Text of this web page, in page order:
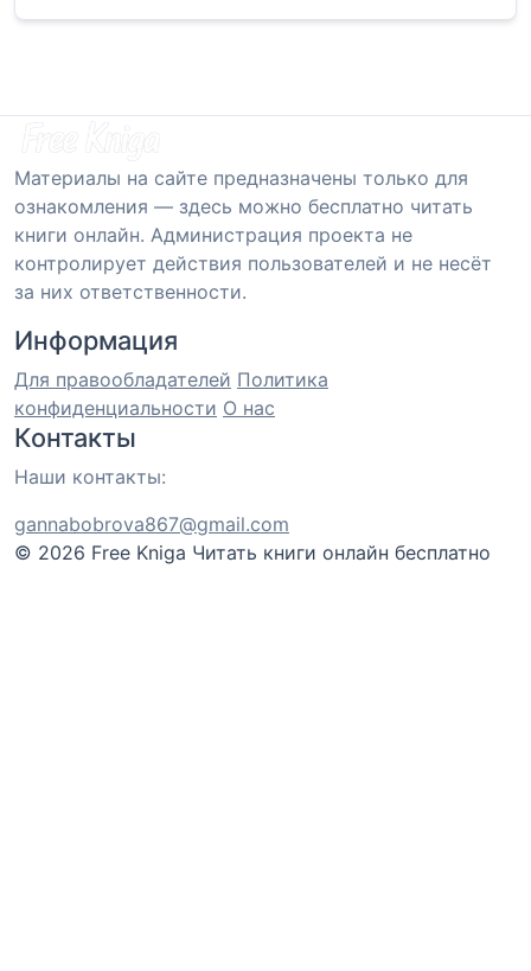
Материалы на сайте предназначены только для
ознакомления — здесь можно бесплатно читать
книги онлайн. Администрация проекта не
контролирует действия пользователей и не несёт
за них ответственности.
Информация
Для правообладателей Политика
конфиденциальности О нас
Контакты
Наши контакты:
gannabobrova867@gmail.com
© 2026 Free Kniga Читать книги онлайн бесплатно